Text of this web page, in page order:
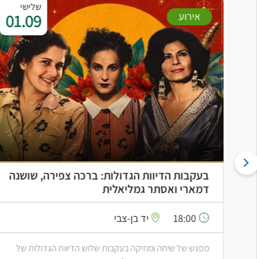
שלישי
01.09 אירוע
בעקבות הדיוות הגדולות: ברכה צפירה, שושנה
דמארי ואסתר גמליאלית
18:00 יד בן-צבי
מפגש של שיחה ומוזיקה בעקבות שלוש הדיוות הגדולות של